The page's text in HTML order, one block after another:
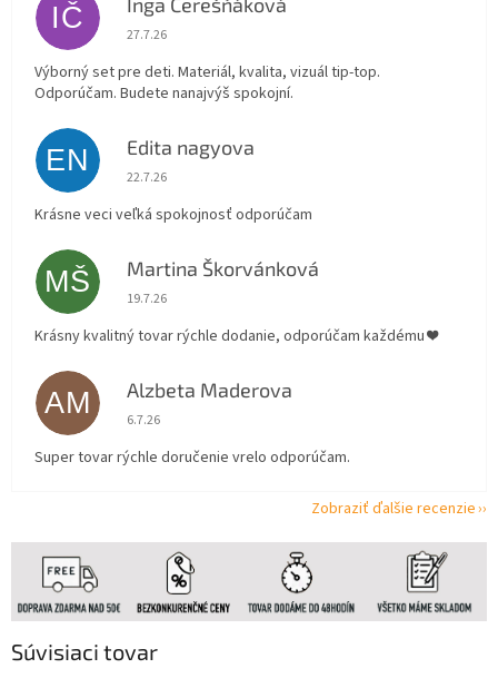
Súvisiaci tovar
IČ Hodnotenie obchodu je 5 z 5 hviezdičiek.
27.7.26
Výborný set pre deti. Materiál, kvalita, vizuál tip-top.
Odporúčam. Budete nanajvýš spokojní.
EN Edita nagyova
Hodnotenie obchodu je 5 z 5 hviezdičiek.
22.7.26
Krásne veci veľká spokojnosť odporúčam
MŠ Martina Škorvánková
Hodnotenie obchodu je 5 z 5 hviezdičiek.
19.7.26
Krásny kvalitný tovar rýchle dodanie, odporúčam každému ❤️
AM Alzbeta Maderova
Hodnotenie obchodu je 5 z 5 hviezdičiek.
6.7.26
Super tovar rýchle doručenie vrelo odporúčam.
Zobraziť ďalšie recenzie